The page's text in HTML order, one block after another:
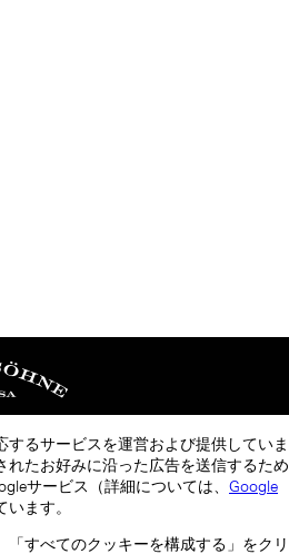
るサービスを運営および提供していま
たお好みに沿った広告を送信するため
サービス（詳細については、 Google
ます。
すべてのクッキーを構成する」をクリ